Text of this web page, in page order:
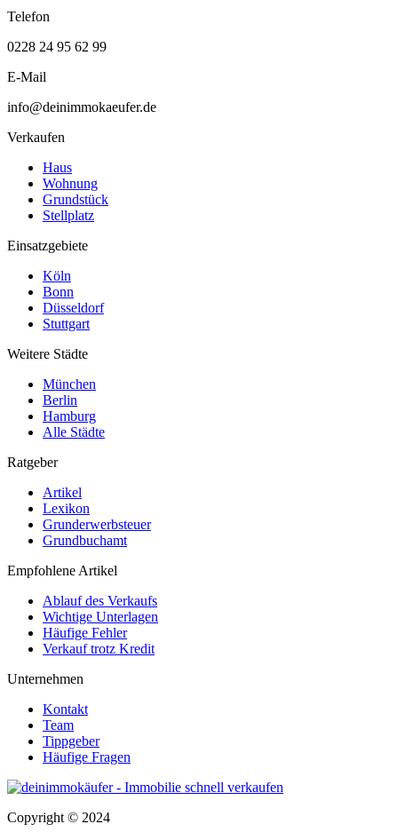
Telefon
0228 24 95 62 99
E-Mail
info@deinimmokaeufer.de
Verkaufen
Haus
Wohnung
Grundstück
Stellplatz
Einsatzgebiete
Köln
Bonn
Düsseldorf
Stuttgart
Weitere Städte
München
Berlin
Hamburg
Alle Städte
Ratgeber
Artikel
Lexikon
Grunderwerbsteuer
Grundbuchamt
Empfohlene Artikel
Ablauf des Verkaufs
Wichtige Unterlagen
Häufige Fehler
Verkauf trotz Kredit
Unternehmen
Kontakt
Team
Tippgeber
Häufige Fragen
Copyright © 2024